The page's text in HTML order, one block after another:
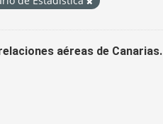
aéreas de Canarias.